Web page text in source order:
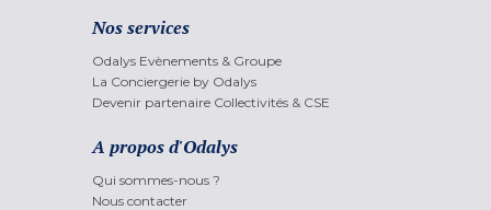
Nos services
Odalys Evènements & Groupe
La Conciergerie by Odalys
Devenir partenaire Collectivités & CSE
A propos d'Odalys
Qui sommes-nous ?
Nous contacter